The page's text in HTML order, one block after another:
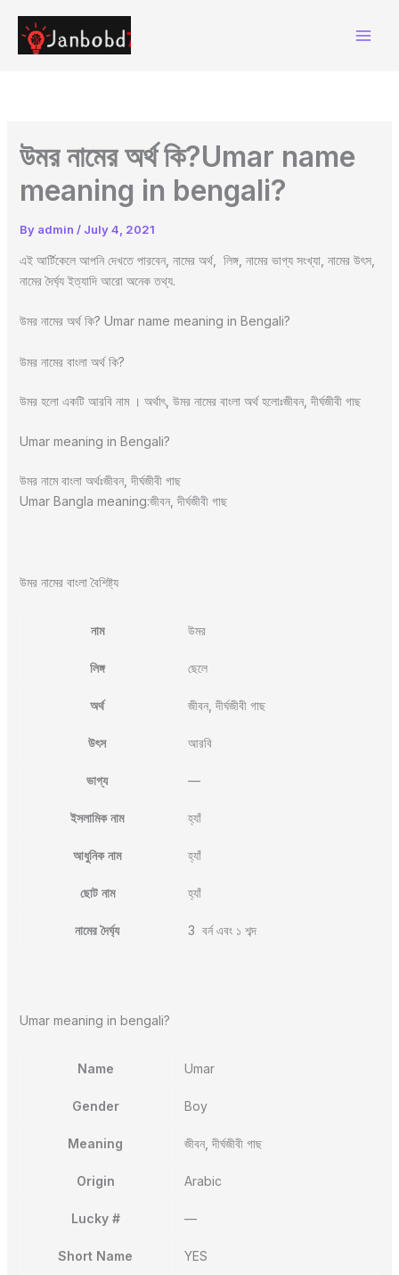
content
উমর নামের অর্থ কি?Umar name
meaning in bengali?
By admin / July 4, 2021
এই আর্টিকেলে আপনি দেখতে পারবেন, নামের অর্থ, লিঙ্গ, নামের ভাগ্য সংখ্যা, নামের উৎস,
নামের দৈর্ঘ্য ইত্যাদি আরো অনেক তথ্য.
উমর নামের অর্থ কি? Umar name meaning in Bengali?
উমর নামের বাংলা অর্থ কি?
উমর হলো একটি আরবি নাম । অর্থাৎ, উমর নামের বাংলা অর্থ হলোঃজীবন, দীর্ঘজীবী গাছ
Umar meaning in Bengali?
উমর নামে বাংলা অর্থঃজীবন, দীর্ঘজীবী গাছ
Umar Bangla meaning:জীবন, দীর্ঘজীবী গাছ
উমর নামের বাংলা বৈশিষ্ট্য
নাম উমর
লিঙ্গ ছেলে
অর্থ জীবন, দীর্ঘজীবী গাছ
উৎস আরবি
ভাগ্য —
ইসলামিক নাম হ্যাঁ
আধুনিক নাম হ্যাঁ
ছোট নাম হ্যাঁ
নামের দৈর্ঘ্য 3 বর্ন এবং ১ শব্দ
Umar meaning in bengali?
Name Umar
Gender Boy
Meaning জীবন, দীর্ঘজীবী গাছ
Origin Arabic
Lucky # —
Short Name YES